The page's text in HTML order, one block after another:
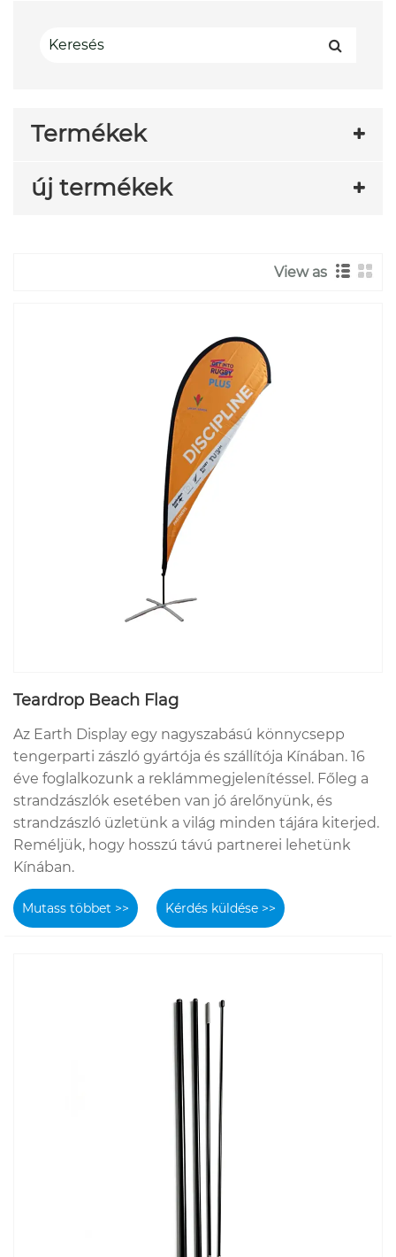
Termékek
új termékek
View as
Teardrop Beach Flag
Az Earth Display egy nagyszabású könnycsepp
tengerparti zászló gyártója és szállítója Kínában. 16
éve foglalkozunk a reklámmegjelenítéssel. Főleg a
strandzászlók esetében van jó árelőnyünk, és
strandzászló üzletünk a világ minden tájára kiterjed.
Reméljük, hogy hosszú távú partnerei lehetünk
Kínában.
Mutass többet >> Kérdés küldése >>